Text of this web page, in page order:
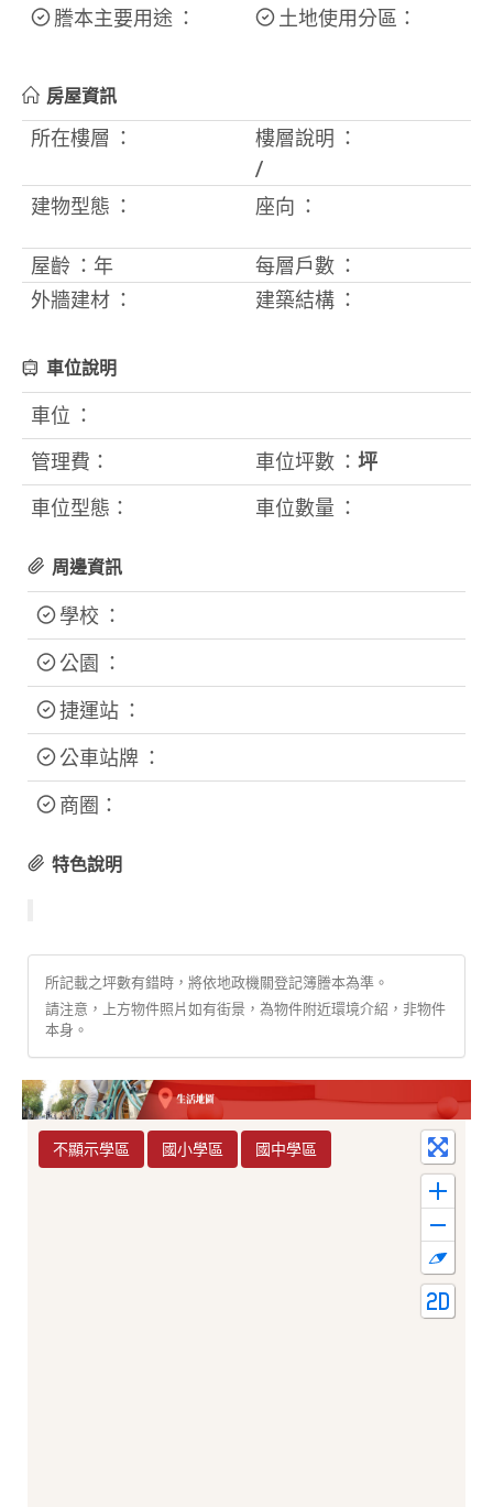
謄本主要用途 ： 土地使用分區：
房屋資訊
所在樓層 ：
樓層說明 ：
/
建物型態 ：
座向 ：
屋齡 ： 年
每層戶數 ：
外牆建材 ：
建築結構 ：
車位說明
車位 ：
管理費：
車位坪數 ： 坪
車位型態：
車位數量 ：
周邊資訊
學校 ：
公園 ：
捷運站 ：
公車站牌 ：
商圈：
特色說明
所記載之坪數有錯時，將依地政機關登記簿謄本為準。
請注意，上方物件照片如有街景，為物件附近環境介紹，非物件
本身。
不顯示學區 國小學區 國中學區